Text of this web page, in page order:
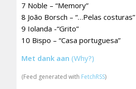
7 Noble – “Memory”
8 João Borsch – “…Pelas costuras”
9 Iolanda -“Grito”
10 Bispo – “Casa portuguesa”
Met dank aan (Why?)
(Feed generated with FetchRSS)